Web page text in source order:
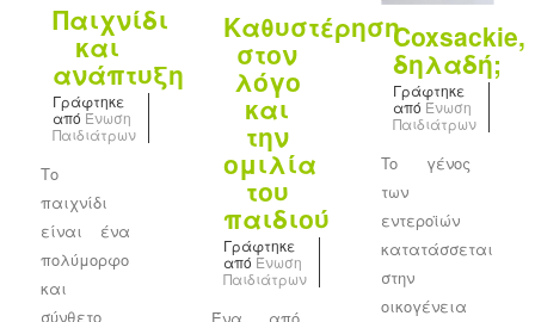
Παιχνίδι
και
ανάπτυξη
Γράφτηκε
από Ένωση
Παιδιάτρων
Το
παιχνίδι
είναι ένα
πολύμορφο
και
σύνθετο
Kαθυστέρηση
στον
λόγο
και
την
ομιλία
του
παιδιού
Γράφτηκε
από Ένωση
Παιδιάτρων
Coxsackie,
δηλαδή;
Γράφτηκε
από Ένωση
Παιδιάτρων
To γένος
των
εντεροϊών
κατατάσσεται
στην
οικογένεια